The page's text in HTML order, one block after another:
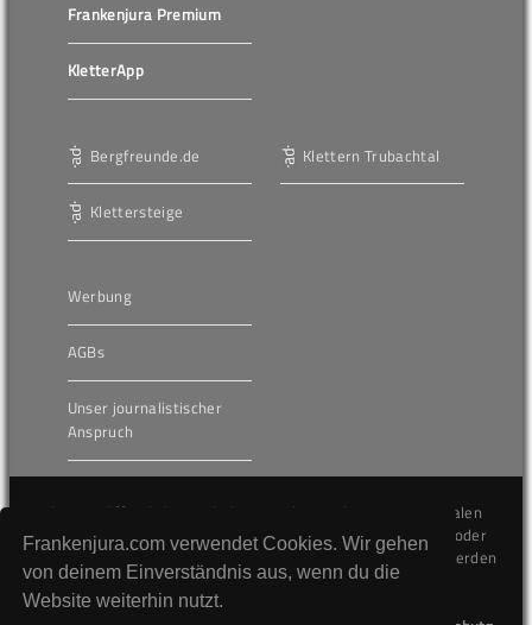
Frankenjura.com verwendet Cookies. Wir gehen
von deinem Einverständnis aus, wenn du die
Website weiterhin nutzt.
Frankenjura Premium
KletterApp
Bergfreunde.de
Klettersteige
Klettern Trubachtal
Werbung
AGBs
Unser journalistischer
Anspruch
Die hier veröffentlichten Inhalte unterliegen dem internationalen
Urheberrecht (Copyright) und dürfen nicht kopiert, verändert oder
unverändert wiederveröffentlicht werden. Gegen Verstöße werden
wir auf juristischem Wege vorgehen.